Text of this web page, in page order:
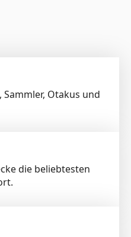
Otakus und
die beliebtesten